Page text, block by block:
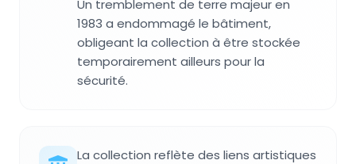
Un tremblement de terre majeur en
1983 a endommagé le bâtiment,
obligeant la collection à être stockée
temporairement ailleurs pour la
sécurité.
La collection reflète des liens artistiques